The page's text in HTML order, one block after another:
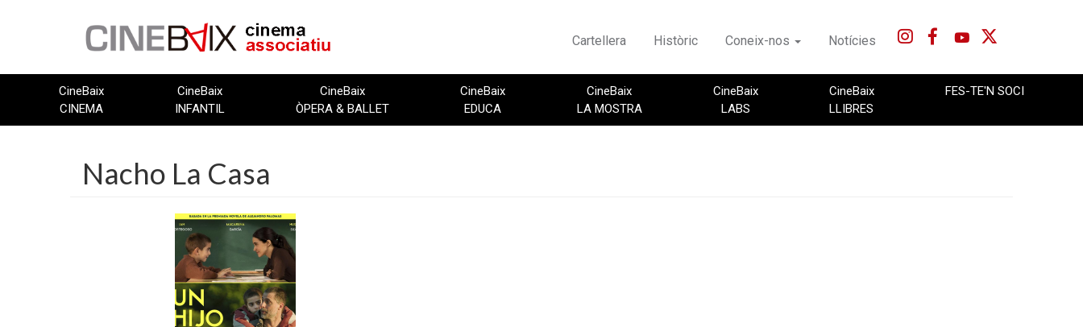
Cartellera Històric Coneix-nos Notícies
CineBaix
CINEMA
CineBaix
INFANTIL
CineBaix
ÒPERA & BALLET
CineBaix
EDUCA
CineBaix
LA MOSTRA
CineBaix
LABS
CineBaix
LLIBRES
FES-TE'N SOCI
Nacho La Casa